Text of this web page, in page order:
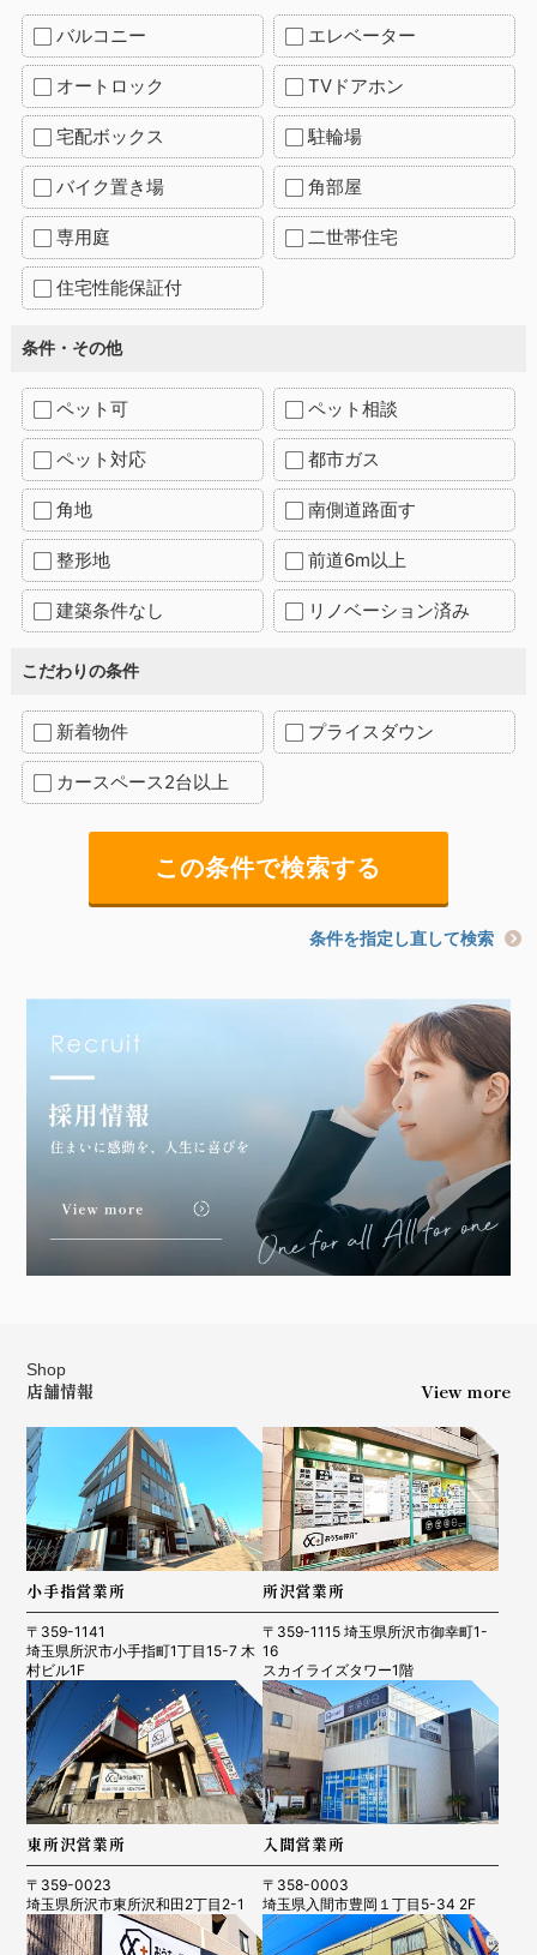
バルコニー エレベーター
オートロック TVドアホン
宅配ボックス 駐輪場
バイク置き場 角部屋
専用庭 二世帯住宅
住宅性能保証付
条件・その他
ペット可 ペット相談
ペット対応 都市ガス
角地 南側道路面す
整形地 前道6m以上
建築条件なし リノベーション済み
こだわりの条件
新着物件 プライスダウン
カースペース2台以上
条件を指定し直して検索
Shop
店舗情報 View more
小手指営業所
〒359-1141
埼玉県所沢市小手指町1丁目15-7 木
村ビル1F
所沢営業所
〒359-1115 埼玉県所沢市御幸町1-
16
スカイライズタワー1階
東所沢営業所
〒359-0023
埼玉県所沢市東所沢和田2丁目2-1
入間営業所
〒358-0003
埼玉県入間市豊岡１丁目5-34 2F